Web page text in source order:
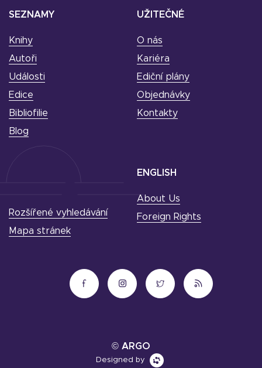
SEZNAMY
Knihy
Autoři
Události
Edice
Bibliofilie
Blog
UŽITEČNÉ
O nás
Kariéra
Ediční plány
Objednávky
Kontakty
ENGLISH
About Us
Foreign Rights
Rozšířené vyhledávání
Mapa stránek
© ARGO
Designed by